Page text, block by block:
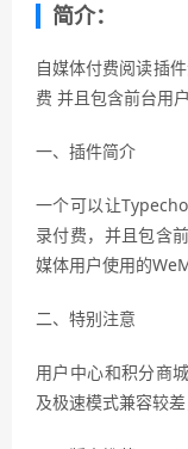
简介：
自媒体付费阅读插
费 并且包含前台用
一、插件简介
一个可以让
录付费，并且包含
媒体用户使用的
二、特别注意
用户中心和积分商
及极速模式兼容较